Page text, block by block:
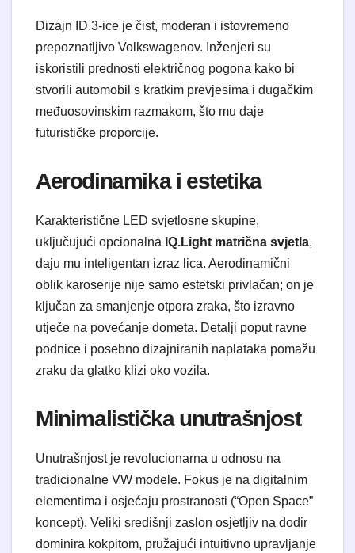
Dizajn ID.3-ice je čist, moderan i istovremeno
prepoznatljivo Volkswagenov. Inženjeri su
iskoristili prednosti električnog pogona kako bi
stvorili automobil s kratkim prevjesima i dugačkim
međuosovinskim razmakom, što mu daje
futurističke proporcije.
Aerodinamika i estetika
Karakteristične LED svjetlosne skupine,
uključujući opcionalna IQ.Light matrična svjetla,
daju mu inteligentan izraz lica. Aerodinamični
oblik karoserije nije samo estetski privlačan; on je
ključan za smanjenje otpora zraka, što izravno
utječe na povećanje dometa. Detalji poput ravne
podnice i posebno dizajniranih naplataka pomažu
zraku da glatko klizi oko vozila.
Minimalistička unutrašnjost
Unutrašnjost je revolucionarna u odnosu na
tradicionalne VW modele. Fokus je na digitalnim
elementima i osjećaju prostranosti (“Open Space”
koncept). Veliki središnji zaslon osjetljiv na dodir
dominira kokpitom, pružajući intuitivno upravljanje